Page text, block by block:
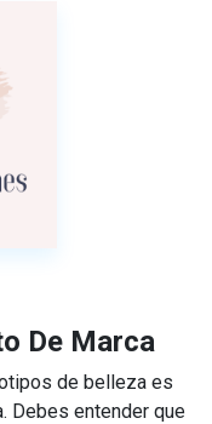
De Marca
de belleza es
Debes entender que